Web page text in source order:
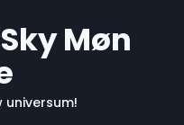
Møn
universum!